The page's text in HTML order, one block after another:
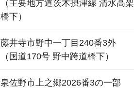
（主要地方道茨木摂津線 清水高架
橋下）
藤井寺市野中一丁目240番3外
（国道170号 野中跨道橋下）
泉佐野市上之郷2026番3の一部